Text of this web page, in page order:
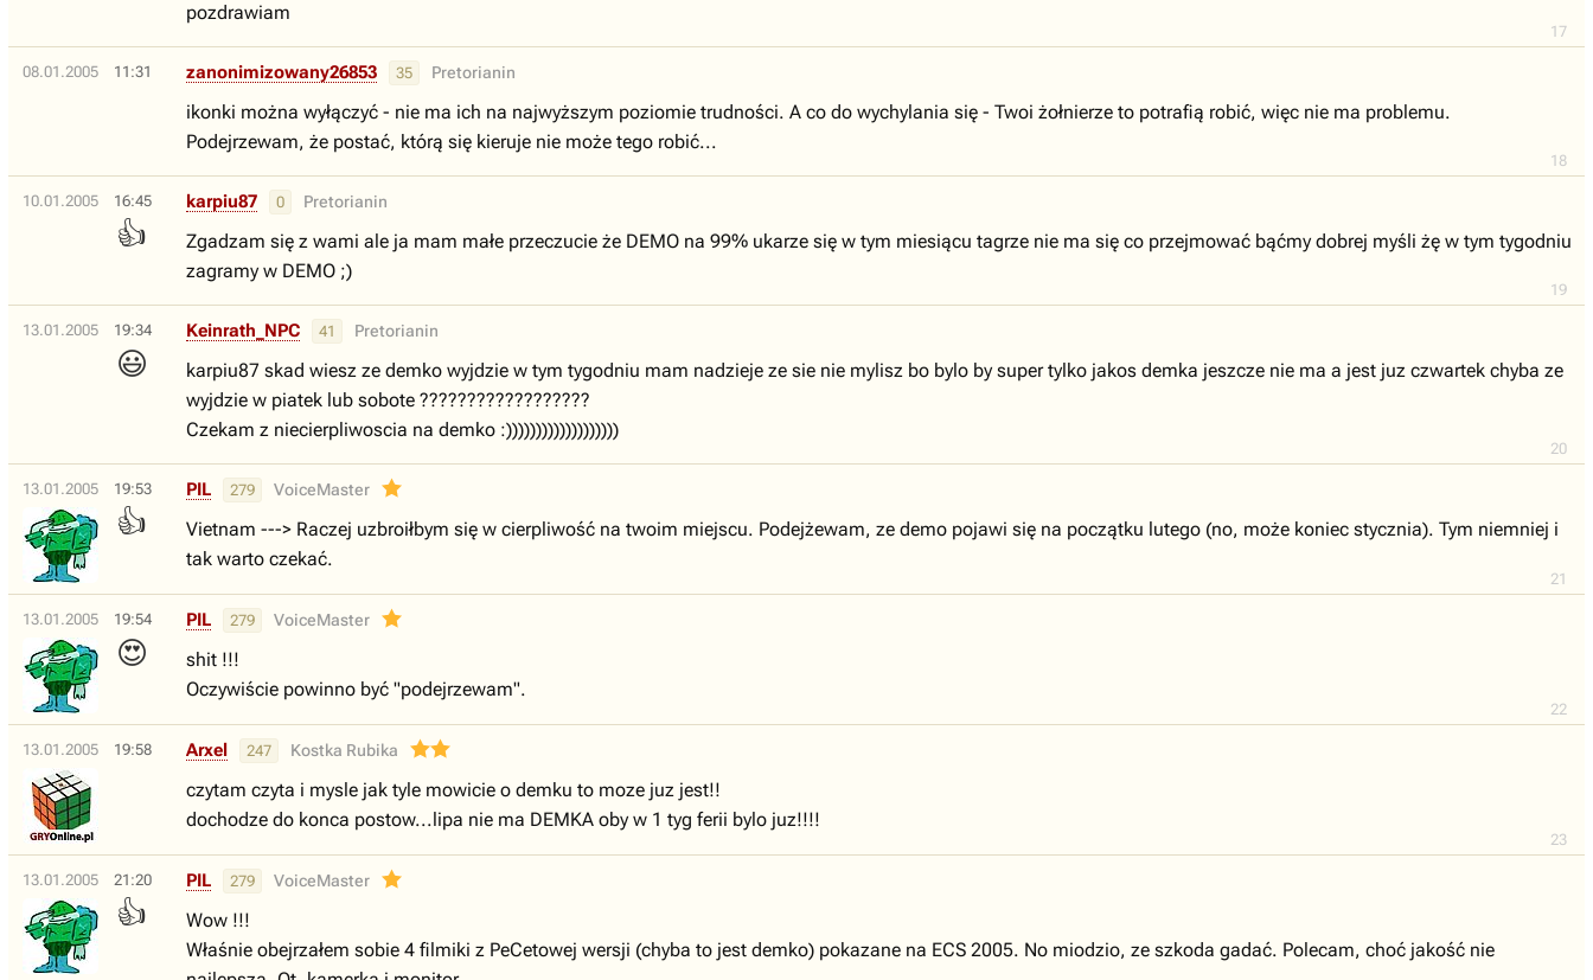
17
pozdrawiam
08.01.2005 11:31
18
zanonimizowany26853 35 Pretorianin
ikonki można wyłączyć - nie ma ich na najwyższym poziomie trudności. A co do wychylania się - Twoi żołnierze to potrafią robić, więc nie ma problemu.
Podejrzewam, że postać, którą się kieruje nie może tego robić...
10.01.2005 16:45
👍
19
karpiu87 0 Pretorianin
Zgadzam się z wami ale ja mam małe przeczucie że DEMO na 99% ukarze się w tym miesiącu tagrze nie ma się co przejmować bąćmy dobrej myśli żę w tym tygodniu
zagramy w DEMO ;)
13.01.2005 19:34
😃
20
Keinrath_NPC 41 Pretorianin
karpiu87 skad wiesz ze demko wyjdzie w tym tygodniu mam nadzieje ze sie nie mylisz bo bylo by super tylko jakos demka jeszcze nie ma a jest juz czwartek chyba ze
wyjdzie w piatek lub sobote ??????????????????
Czekam z niecierpliwoscia na demko :)))))))))))))))))))
13.01.2005 19:53
👍
21
PIL 279 VoiceMaster
Vietnam ---> Raczej uzbroiłbym się w cierpliwość na twoim miejscu. Podejżewam, ze demo pojawi się na początku lutego (no, może koniec stycznia). Tym niemniej i
tak warto czekać.
13.01.2005 19:54
😍
22
PIL 279 VoiceMaster
shit !!!
Oczywiście powinno być "podejrzewam".
13.01.2005 19:58
23
Arxel 247 Kostka Rubika
czytam czyta i mysle jak tyle mowicie o demku to moze juz jest!!
dochodze do konca postow...lipa nie ma DEMKA oby w 1 tyg ferii bylo juz!!!!
13.01.2005 21:20
👍
PIL 279 VoiceMaster
Wow !!!
Właśnie obejrzałem sobie 4 filmiki z PeCetowej wersji (chyba to jest demko) pokazane na ECS 2005. No miodzio, ze szkoda gadać. Polecam, choć jakość nie